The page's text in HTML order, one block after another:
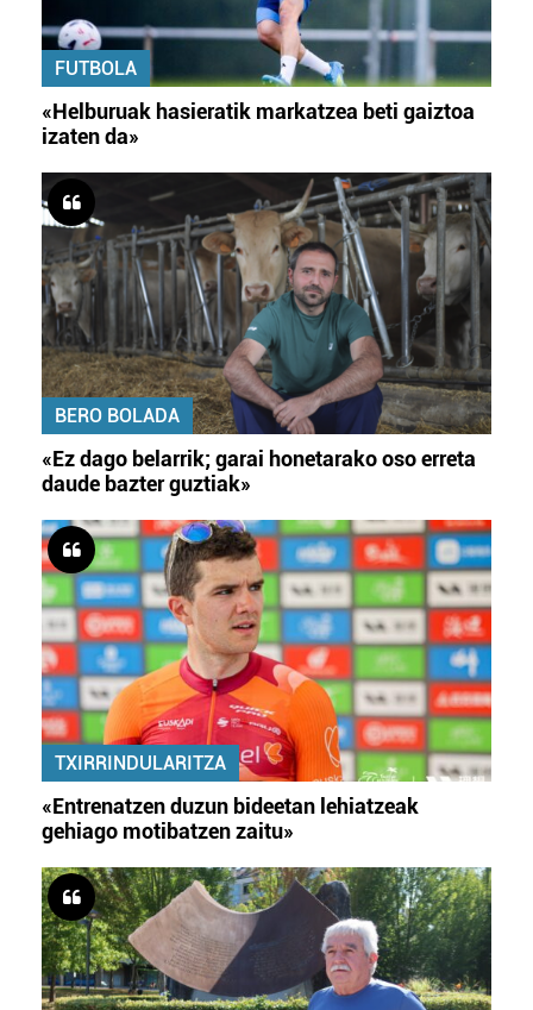
FUTBOLA
«Helburuak hasieratik markatzea beti gaiztoa
izaten da»
BERO BOLADA
«Ez dago belarrik; garai honetarako oso erreta
daude bazter guztiak»
TXIRRINDULARITZA
«Entrenatzen duzun bideetan lehiatzeak
gehiago motibatzen zaitu»